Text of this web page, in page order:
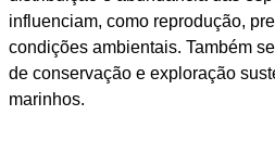
influenciam, como reprodução,
condições ambientais. Também
de conservação e exploração
marinhos.